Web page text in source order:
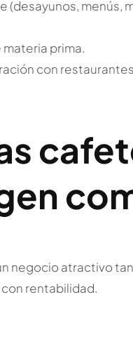
menús,
prima.
con
negocio atractivo
rentabilidad.